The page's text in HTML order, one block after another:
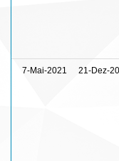
7-Mai-2021 21-Dez-